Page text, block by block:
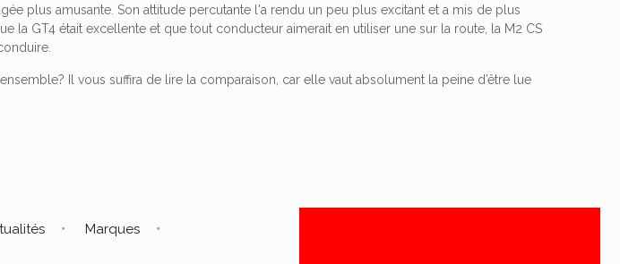
plus amusante. Son attitude percutante l'a rendu un peu plus excitant et a mis de plus
la GT4 était excellente et que tout conducteur aimerait en utiliser une sur la route, la M2 CS
Il vous suffira de lire la comparaison, car elle vaut absolument la peine d’être lue
Marques